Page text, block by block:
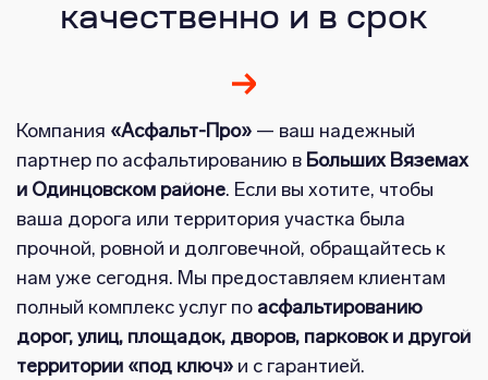
качественно и в срок
Компания «Асфальт-Про» — ваш надежный
партнер по асфальтированию в Больших Вяземах
и Одинцовском районе. Если вы хотите, чтобы
ваша дорога или территория участка была
прочной, ровной и долговечной, обращайтесь к
нам уже сегодня. Мы предоставляем клиентам
полный комплекс услуг по асфальтированию
дорог, улиц, площадок, дворов, парковок и другой
территории «под ключ» и с гарантией.